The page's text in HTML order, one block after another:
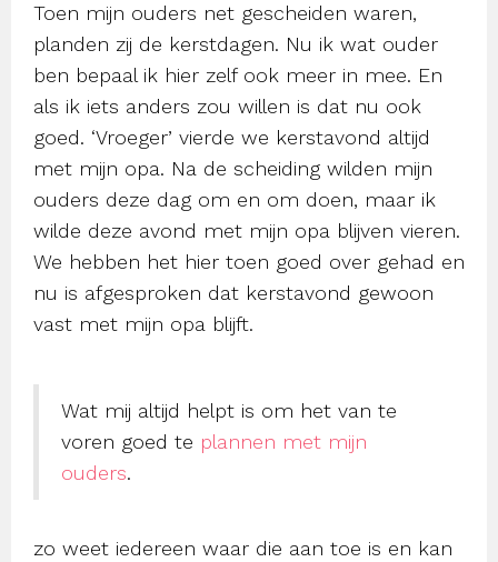
Toen mijn ouders net gescheiden waren,
planden zij de kerstdagen. Nu ik wat ouder
ben bepaal ik hier zelf ook meer in mee. En
als ik iets anders zou willen is dat nu ook
goed. ‘Vroeger’ vierde we kerstavond altijd
met mijn opa. Na de scheiding wilden mijn
ouders deze dag om en om doen, maar ik
wilde deze avond met mijn opa blijven vieren.
We hebben het hier toen goed over gehad en
nu is afgesproken dat kerstavond gewoon
vast met mijn opa blijft.
Wat mij altijd helpt is om het van te
voren goed te plannen met mijn
ouders.
zo weet iedereen waar die aan toe is en kan